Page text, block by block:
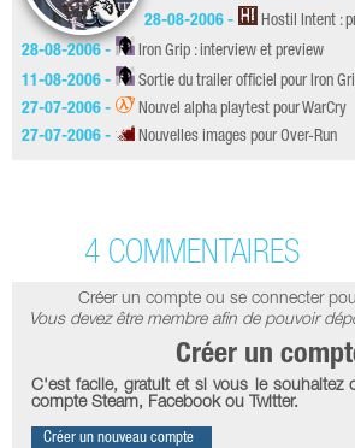
28-08-2006 -
Hostil Intent :
28-08-2006 -
Iron Grip : interview et preview
11-08-2006 -
Sortie du trailer officiel pour Iron
27-07-2006 -
Nouvel alpha playtest pour WarCry
27-07-2006 -
Nouvelles images pour Over-Run
4 COMMENTAIRES
Créer un compte ou se connecter
Vous devez être membre afin de pouvoir
Créer un
C'est facile, gratuit et si vous le souhaitez
compte Steam, Facebook ou Twitter.
Créer un nouveau compte